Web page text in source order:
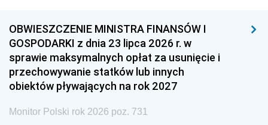
OBWIESZCZENIE MINISTRA FINANSÓW I
GOSPODARKI z dnia 23 lipca 2026 r. w
sprawie maksymalnych opłat za usunięcie i
przechowywanie statków lub innych
obiektów pływających na rok 2027
Monitor Polski rok 2026 poz. 731